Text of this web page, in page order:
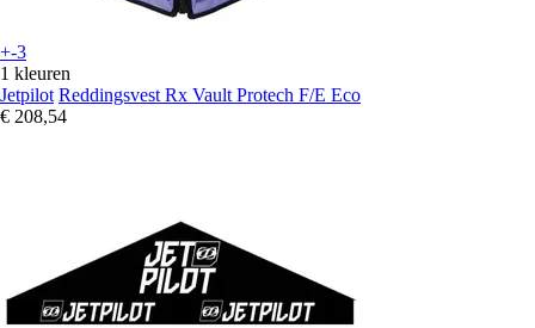
+-3
1 kleuren
Jetpilot Reddingsvest Rx Vault Protech F/E Eco
€ 208,54